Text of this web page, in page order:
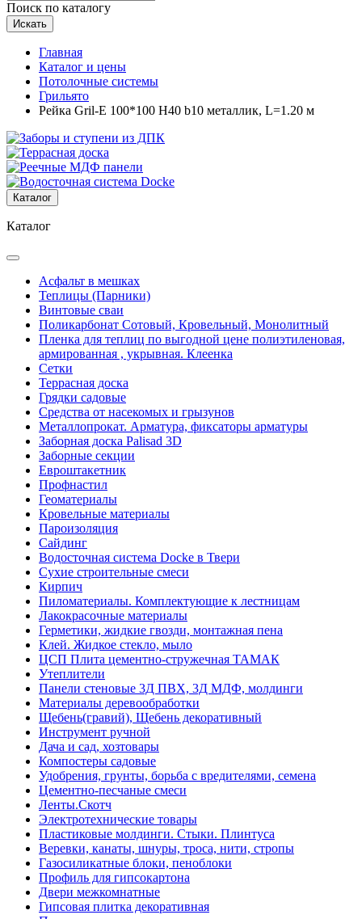
Поиск по каталогу
Искать
Главная
Каталог и цены
Потолочные системы
Грильято
Рейка Gril-E 100*100 Н40 b10 металлик, L=1.20 м
Каталог
Каталог
Асфальт в мешках
Теплицы (Парники)
Винтовые сваи
Поликарбонат Сотовый, Кровельный, Монолитный
Пленка для теплиц по выгодной цене полиэтиленовая,
армированная , укрывная. Клеенка
Сетки
Террасная доска
Грядки садовые
Средства от насекомых и грызунов
Металлопрокат. Арматура, фиксаторы арматуры
Заборная доска Palisad 3D
Заборные секции
Евроштакетник
Профнастил
Геоматериалы
Кровельные материалы
Пароизоляция
Сайдинг
Водосточная система Docke в Твери
Сухие строительные смеси
Кирпич
Пиломатериалы. Комплектующие к лестницам
Лакокрасочные материалы
Герметики, жидкие гвозди, монтажная пена
Клей. Жидкое стекло, мыло
ЦСП Плита цементно-стружечная ТАМАК
Утеплители
Панели стеновые 3Д ПВХ, 3Д МДФ, молдинги
Материалы деревообработки
Щебень(гравий), Щебень декоративный
Инструмент ручной
Дача и сад, хозтовары
Компостеры садовые
Удобрения, грунты, борьба с вредителями, семена
Цементно-песчаные смеси
Ленты.Скотч
Электротехнические товары
Пластиковые молдинги. Стыки. Плинтуса
Веревки, канаты, шнуры, троса, нити, стропы
Газосиликатные блоки, пеноблоки
Профиль для гипсокартона
Двери межкомнатные
Гипсовая плитка декоративная